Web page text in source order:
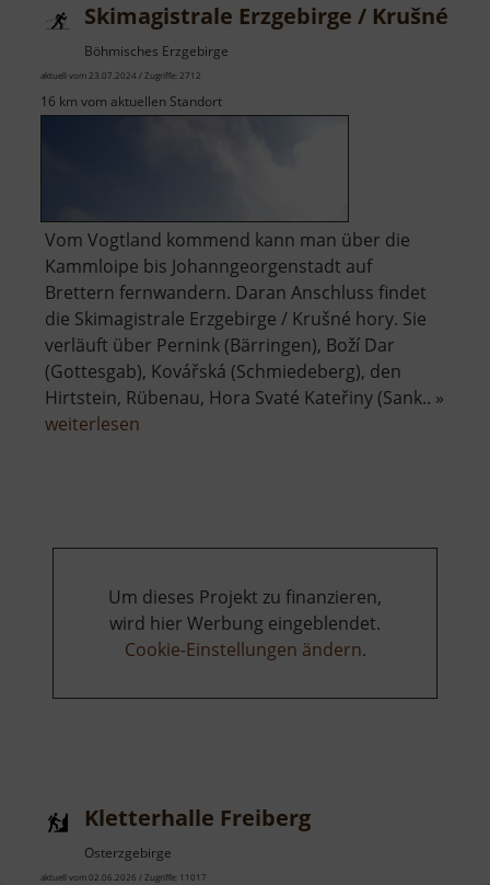
Skimagistrale Erzgebirge / Krušné
Böhmisches Erzgebirge
aktuell vom 23.07.2024 / Zugriffe: 2712
16 km vom aktuellen Standort
Vom Vogtland kommend kann man über die
Kammloipe bis Johanngeorgenstadt auf
Brettern fernwandern. Daran Anschluss findet
die Skimagistrale Erzgebirge / Krušné hory. Sie
verläuft über Pernink (Bärringen), Boží Dar
(Gottesgab), Kovářská (Schmiedeberg), den
Hirtstein, Rübenau, Hora Svaté Kateřiny (Sank.. »
weiterlesen
hory
Um dieses Projekt zu finanzieren,
wird hier Werbung eingeblendet.
Cookie-Einstellungen ändern.
Kletterhalle Freiberg
Osterzgebirge
aktuell vom 02.06.2026 / Zugriffe: 11017